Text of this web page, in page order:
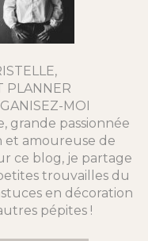
PLANNER
MOI
grande passionnée
et amoureuse de
ce blog, je partage
trouvailles du
en décoration
pépites !